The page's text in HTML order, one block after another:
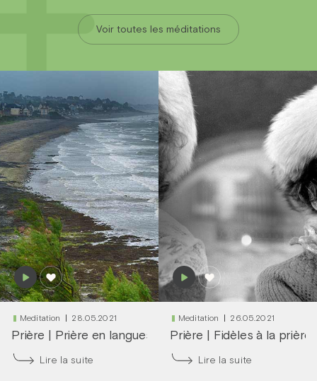
Voir toutes les méditations
Meditation 28.05.2021
Prière Prière en langues
Lire la suite
Meditation 26.05.2021
Prière Fidèles à la prière
Lire la suite